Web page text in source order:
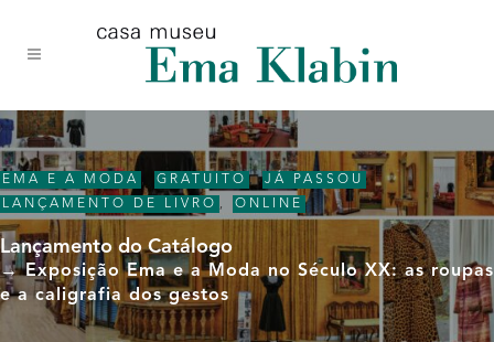
conteúdo
navegação
site
EMA E A MODA GRATUITO ,JÁ PASSOU ,
LANÇAMENTO DE LIVRO , ONLINE
Lançamento do Catálogo
→ Exposição Ema e a Moda no Século XX: as roupas
e a caligrafia dos gestos